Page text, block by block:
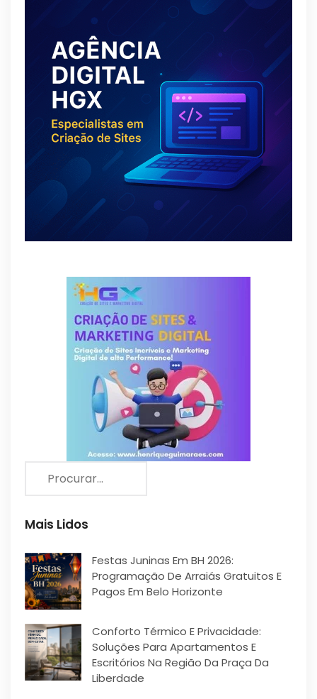
Mais Lidos
Festas Juninas Em BH 2026:
Programação De Arraiás Gratuitos E
Pagos Em Belo Horizonte
Conforto Térmico E Privacidade:
Soluções Para Apartamentos E
Escritórios Na Região Da Praça Da
Liberdade